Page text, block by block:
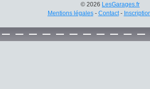
© 2026 LesGarages.fr
Mentions légales- Contact-